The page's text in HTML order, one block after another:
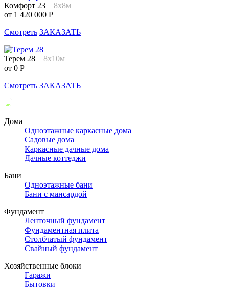
Комфорт 23 8х8м
от 1 420 000 Р
Смотреть ЗАКАЗАТЬ
Терем 28 8х10м
от 0 Р
Смотреть ЗАКАЗАТЬ
Дома
Одноэтажные каркасные дома
Садовые дома
Каркасные дачные дома
Дачные коттеджи
Бани
Одноэтажные бани
Бани с мансардой
Фундамент
Ленточный фундамент
Фундаментная плита
Столбчатый фундамент
Свайный фундамент
Хозяйственные блоки
Гаражи
Бытовки